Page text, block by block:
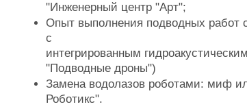
"Инженерный центр "Арт";
Опыт выполнения подводных
с
интегрированным
"Подводные дроны")
Замена водолазов роботами: миф
Роботикс".